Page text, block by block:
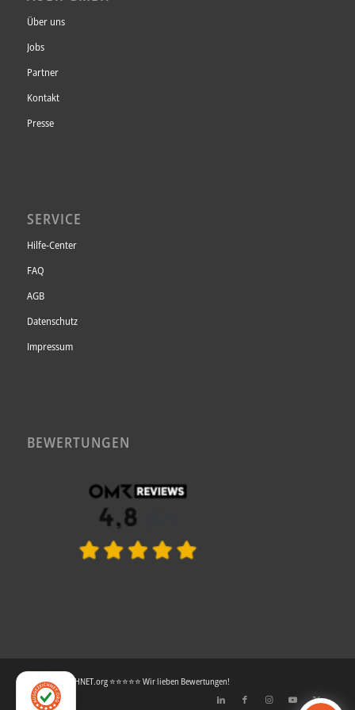
Über uns
Jobs
Partner
Kontakt
Presse
SERVICE
Hilfe-Center
FAQ
AGB
Datenschutz
Impressum
BEWERTUNGEN
© AUSGEZEICHNET.org ⭐⭐⭐⭐⭐ Wir lieben Bewertungen!